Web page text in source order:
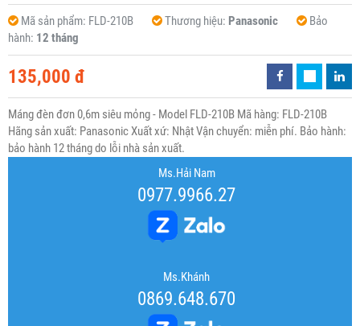
Mã sản phẩm: FLD-210B Thương hiệu: Panasonic
Bảo
hành: 12 tháng
135,000 đ
Máng đèn đơn 0,6m siêu mỏng - Model FLD-210B Mã hàng: FLD-210B
Hãng sản xuất: Panasonic Xuất xứ: Nhật Vận chuyển: miễn phí. Bảo hành:
bảo hành 12 tháng do lỗi nhà sản xuất.
Ms.Hải Nam
0977.9966.27
Ms.Khánh
0869.648.670